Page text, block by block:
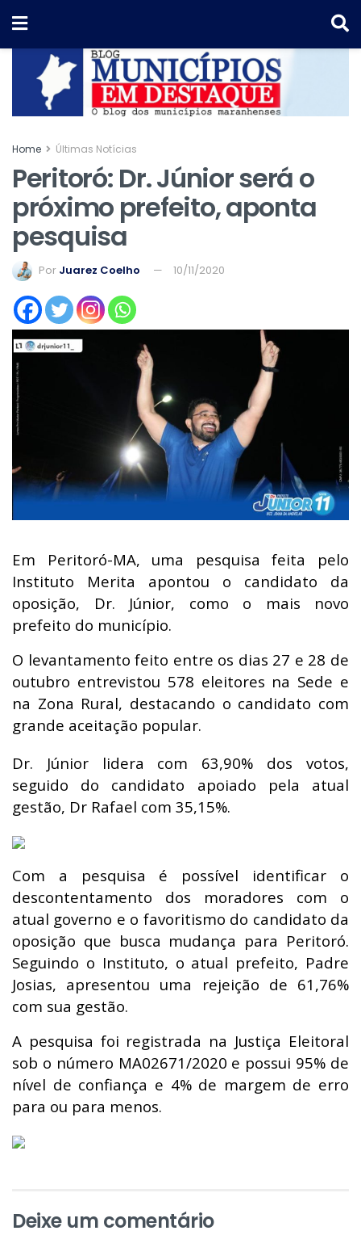
Home Últimas Notícias
Peritoró: Dr. Júnior será o
próximo prefeito, aponta
pesquisa
Por Juarez Coelho 10/11/2020
Em Peritoró-MA, uma pesquisa feita pelo
Instituto Merita apontou o candidato da
oposição, Dr. Júnior, como o mais novo
prefeito do município.
O levantamento feito entre os dias 27 e 28 de
outubro entrevistou 578 eleitores na Sede e
na Zona Rural, destacando o candidato com
grande aceitação popular.
Dr. Júnior lidera com 63,90% dos votos,
seguido do candidato apoiado pela atual
gestão, Dr Rafael com 35,15%.
Com a pesquisa é possível identificar o
descontentamento dos moradores com o
atual governo e o favoritismo do candidato da
oposição que busca mudança para Peritoró.
Seguindo o Instituto, o atual prefeito, Padre
Josias, apresentou uma rejeição de 61,76%
com sua gestão.
A pesquisa foi registrada na Justiça Eleitoral
sob o número MA02671/2020 e possui 95% de
nível de confiança e 4% de margem de erro
para ou para menos.
Deixe um comentário